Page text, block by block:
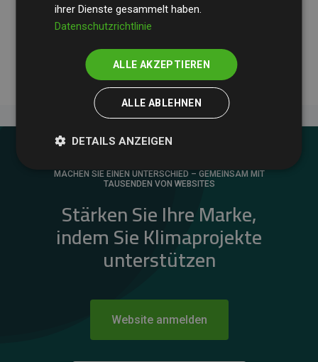
geschätzten CO₂-Emissionender teilnehmenden
Websites kompensieren – ein klarer Nachweis für die
messbare Klimawirkung unseres Ansatzes.
MACHEN SIE EINEN UNTERSCHIED – GEMEINSAM MIT
TAUSENDEN VON WEBSITES
Stärken Sie Ihre Marke,
indem Sie Klimaprojekte
unterstützen
Website anmelden
ihrer Dienste gesammelt haben.
Datenschutzrichtlinie
ALLE AKZEPTIEREN
ALLE ABLEHNEN
DETAILS ANZEIGEN